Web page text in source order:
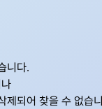
니다.
제되어 찾을 수 없습